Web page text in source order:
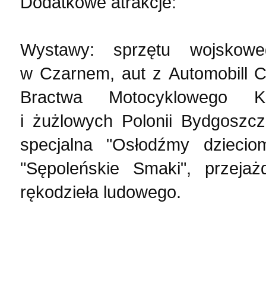
Wystawy: sprzętu
w Czarnem, aut z Automobill
Bractwa Motocyklowego
i żużlowych Polonii
specjalna "Osłodźmy
"Sępoleńskie Smaki",
rękodzieła ludowego.